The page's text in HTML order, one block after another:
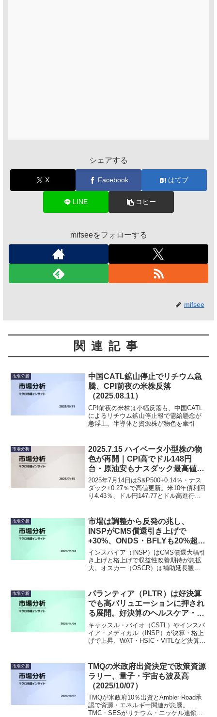
シェアする
X Facebook はてブ
LINE コピー
mifseeをフォローする
mifsee
関連記事
市場分析
中国CATL鉱山停止でリチウム急
騰、CPI前夜の米株反落
（2025.08.11）
CPI前夜の米株は小幅反落も、中国CATL
によるリチウム鉱山停止報で需給懸念が
急浮上。半導体と資源株が物色を牽引
市場分析
2025.7.15 ハイベータ小型株の物
色が再開｜CPI高でドル148円
台・原油安もナスダック最高値更
新
2025年7月14日はS&P500+0.14％・ナス
ダック+0.27％で高値更新。米10年債利回
り4.43％、ドル円147.77とドル高進行。
を支える選別リスクオン相場。
市場分析
市場は調整から反発の兆し、
INSPがCMS償還引き上げで
+30%、ONDS・BFLYも20%超高
（2025.11.24）
インスパイア（INSP）はCMS償還大幅引
き上げと格上げで収益性改善期待が急拡
大。オスカー（OSCR）は補助延長観測
され上昇。IRENはMS契約と格上げでト
レンド継続。BBAIは国防AI強化、BFLY
はインサイダー買いで需給改善。下落は
NVOの試験未達、NNOXの急騰反動が中
心。
市場分析
パランティア（PLTR）は好決算
でも高バリュエーションに押され
る展開。好決算のヘルスケア・産
業が相場を下支え（2025.11.04）
キャッスル・バイオ（CSTL）やインスパ
イア・メディカル（INSP）が決算・格上
げで上昇、WAT・HSIC・VITLなど決算ビ
急落、PLTR・NVTSはバリュエーション
調整に押される展開。
市場分析
TMQの米政府出資決定で政策資源
ラリー、量子・宇宙も波及高
（2025/10/07）
TMQが米政府10％出資とAmbler Road承
認で資源・エネルギー関連が急騰。
TMC・SESがリチウム・ニッケル連鎖で